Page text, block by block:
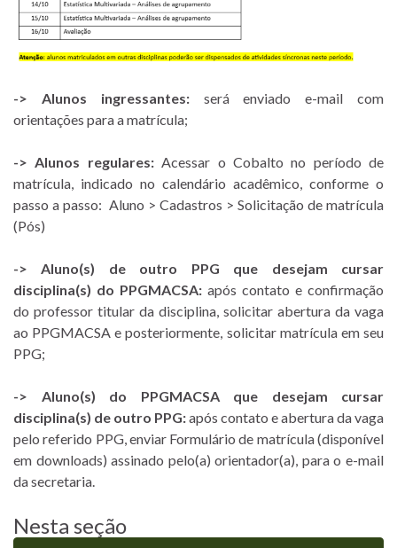
-> Alunos ingressantes:será enviado e-mail com
orientações para a matrícula;
-> Alunos regulares:Acessar o Cobalto no período de
matrícula, indicado no calendário acadêmico, conforme o
passo a passo: Aluno > Cadastros > Solicitação de matrícula
(Pós)
-> Aluno(s) de outro PPG que desejam cursar
disciplina(s) do PPGMACSA: após contato e confirmação
do professor titular da disciplina, solicitar abertura da vaga
ao PPGMACSA e posteriormente, solicitar matrícula em seu
PPG;
-> Aluno(s) do PPGMACSA que desejam cursar
disciplina(s) de outro PPG:após contato e abertura da vaga
pelo referido PPG, enviar Formulário de matrícula (disponível
em downloads) assinado pelo(a) orientador(a), para o e-mail
da secretaria.
Nesta seção